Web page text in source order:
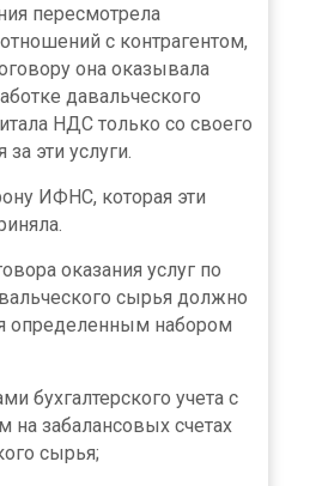
пересмотрела
с контрагентом,
она оказывала
давальческого
НДС только со своего
эти услуги.
ИФНС, которая эти
оказания услуг по
сырья должно
определенным набором
бухгалтерского учета с
на забалансовых счетах
сырья;